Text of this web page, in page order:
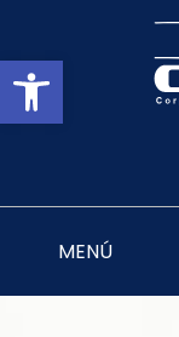
Abrir
MENÚ